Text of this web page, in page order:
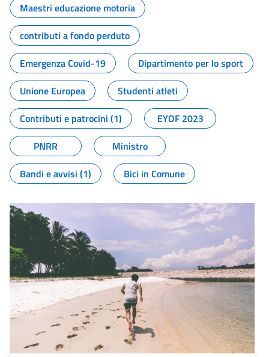
Maestri educazione motoria
contributi a fondo perduto
Emergenza Covid-19
Dipartimento per lo sport
Unione Europea
Studenti atleti
Contributi e patrocini (1)
EYOF 2023
PNRR
Ministro
Bandi e avvisi (1)
Bici in Comune